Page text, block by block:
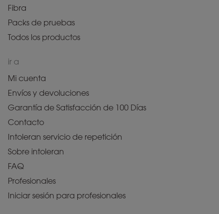
Fibra
Packs de pruebas
Todos los productos
ir a
Mi cuenta
Envíos y devoluciones
Garantía de Satisfacción de 100 Días
Contacto
Intoleran servicio de repetición
Sobre intoleran
FAQ
Profesionales
Iniciar sesión para profesionales